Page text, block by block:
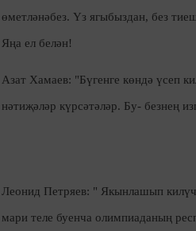
өметләнәбез. Үз ягыбыздан, без
Яңа ел белән!
Азат Хамаев: "Бүгенге көндә үсеп
нәтиҗәләр күрсәтәләр. Бу- безнең
Леонид Петряев: " Якынлашып
мари теле буенча олимпиаданың